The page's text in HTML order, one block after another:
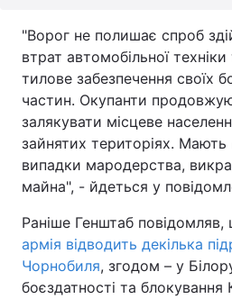
"Ворог не полишає спроб
втрат автомобільної
тилове забезпечення своїх
частин. Окупанти
залякувати місцеве
зайнятих територіях. Мають
випадки мародерства,
майна", - йдеться у
Раніше Генштаб повідомляв,
армія відводить декілька
Чорнобиля, згодом – у
боєздатності та блокування